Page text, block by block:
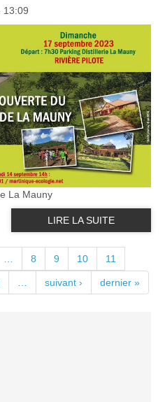
13:09
La Mauny
LIRE LA SUITE
8 9 10 11
suivant › dernier »